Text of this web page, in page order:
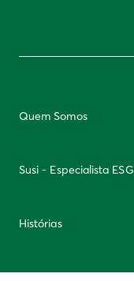
Quem Somos
Susi - Especialista ESG
Histórias
Newsletter